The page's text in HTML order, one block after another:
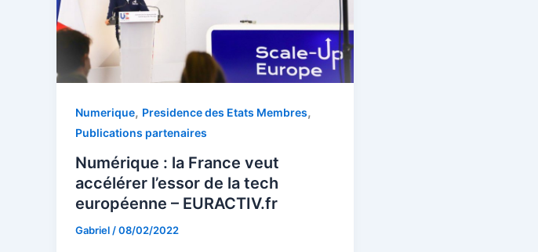
Numerique, Presidence des Etats Membres,
Publications partenaires
Numérique : la France veut
accélérer l’essor de la tech
européenne – EURACTIV.fr
Gabriel /08/02/2022